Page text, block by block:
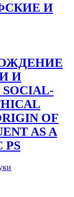
И
И
OF
AS A
PS